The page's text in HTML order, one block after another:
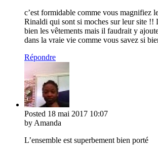
c’est formidable comme vous magnifiez
Rinaldi qui sont si moches sur leur site !!
bien les vêtements mais il faudrait y
dans la vraie vie comme vous savez si
Répondre
Posted 18 mai 2017 10:07
by Amanda
L’ensemble est superbement bien porté